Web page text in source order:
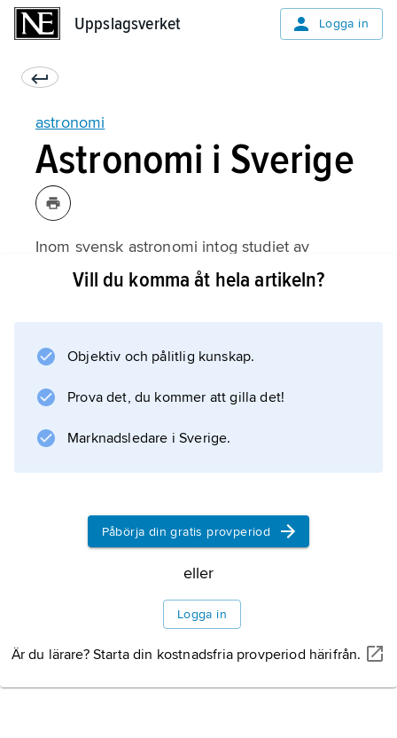
Uppslagsverket Logga in
astronomi
Astronomi i Sverige
Inom svensk astronomi intog studiet av
stjärnornas fördelning i Vintergatan en
galaxastronomi var företrädda av framstående
forskare. På senare tid har forskningsfältet
interstellära mediet, solens och stjärnornas
Information om artikeln
Vill du komma åt hela artikeln?
Objektiv och pålitlig kunskap.
Prova det, du kommer att gilla det!
Marknadsledare i Sverige.
Påbörja din gratis provperiod
eller
Logga in
Är du lärare? Starta din kostnadsfria provperiod härifrån.